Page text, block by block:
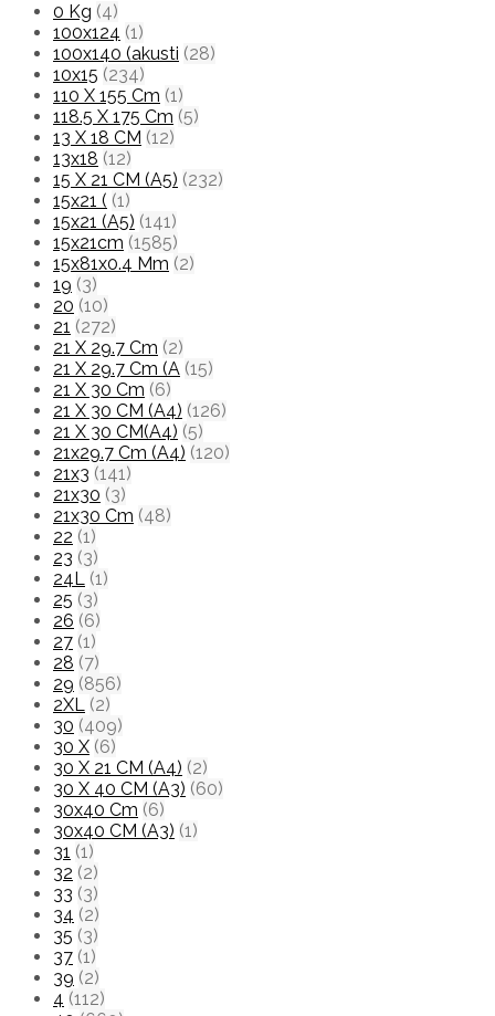
0 Kg (4)
100x124 (1)
100x140 (akusti (28)
10x15 (234)
110 X 155 Cm (1)
118.5 X 175 Cm (5)
13 X 18 CM (12)
13x18 (12)
15 X 21 CM (A5) (232)
15x21 ( (1)
15x21 (A5) (141)
15x21cm (1585)
15x81x0.4 Mm (2)
19 (3)
20 (10)
21 (272)
21 X 29.7 Cm (2)
21 X 29.7 Cm (A (15)
21 X 30 Cm (6)
21 X 30 CM (A4) (126)
21 X 30 CM(A4) (5)
21x29.7 Cm (A4) (120)
21x3 (141)
21x30 (3)
21x30 Cm (48)
22 (1)
23 (3)
24L (1)
25 (3)
26 (6)
27 (1)
28 (7)
29 (856)
2XL (2)
30 (409)
30 X (6)
30 X 21 CM (A4) (2)
30 X 40 CM (A3) (60)
30x40 Cm (6)
30x40 CM (A3) (1)
31 (1)
32 (2)
33 (3)
34 (2)
35 (3)
37 (1)
39 (2)
4 (112)